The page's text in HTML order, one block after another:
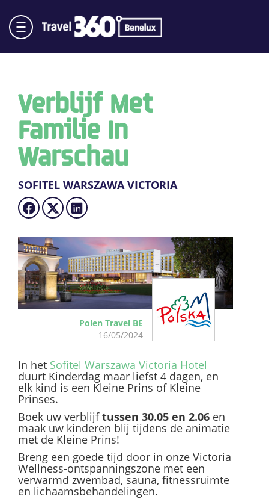
Verblijf Met
Familie In
Warschau
SOFITEL WARSZAWA VICTORIA
Polen Travel BE
16/05/2024
In het Sofitel Warszawa Victoria Hotel
duurt Kinderdag maar liefst 4 dagen, en
elk kind is een Kleine Prins of Kleine
Prinses.
Boek uw verblijftussen 30.05 en 2.06 en
maak uw kinderen blij tijdens de animatie
met de Kleine Prins!
Breng een goede tijd door in onze Victoria
Wellness-ontspanningszone met een
verwarmd zwembad, sauna, fitnessruimte
en lichaamsbehandelingen.